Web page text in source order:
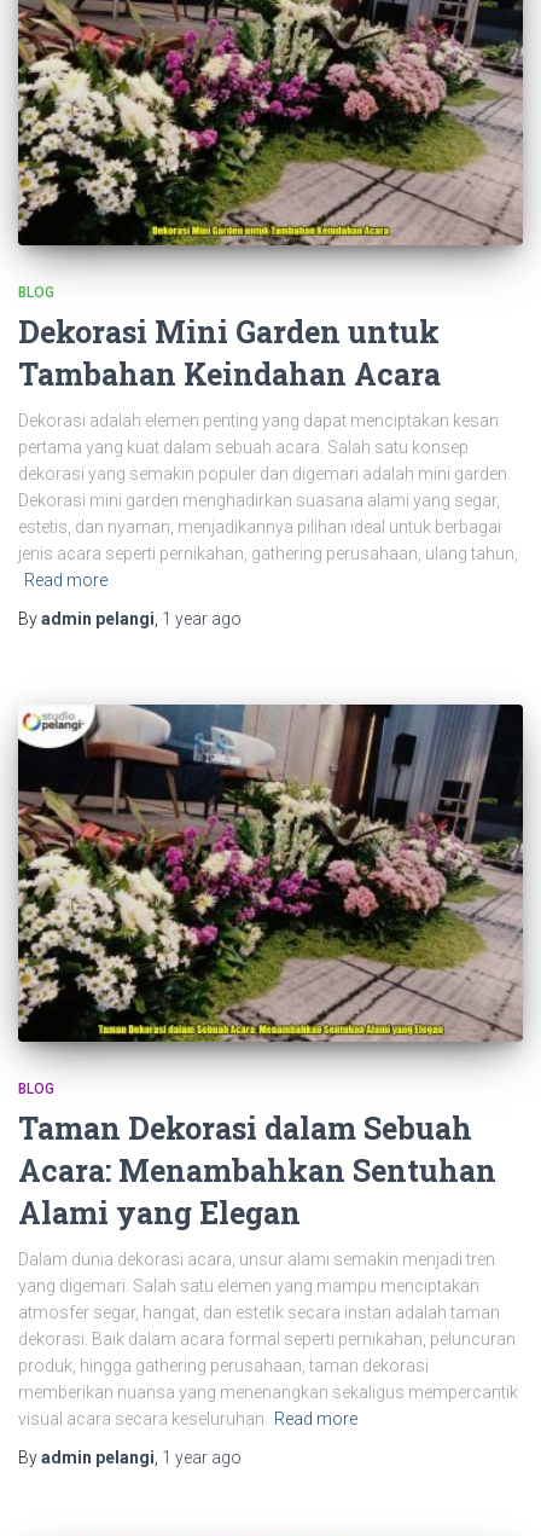
BLOG
Dekorasi Mini Garden untuk
Tambahan Keindahan Acara
Dekorasi adalah elemen penting yang dapat menciptakan kesan
pertama yang kuat dalam sebuah acara. Salah satu konsep
dekorasi yang semakin populer dan digemari adalah mini garden.
Dekorasi mini garden menghadirkan suasana alami yang segar,
estetis, dan nyaman, menjadikannya pilihan ideal untuk berbagai
jenis acara seperti pernikahan, gathering perusahaan, ulang tahun,
Read more
Byadmin pelangi 1 year ago
BLOG
Taman Dekorasi dalam Sebuah
Acara: Menambahkan Sentuhan
Alami yang Elegan
Dalam dunia dekorasi acara, unsur alami semakin menjadi tren
yang digemari. Salah satu elemen yang mampu menciptakan
atmosfer segar, hangat, dan estetik secara instan adalah taman
dekorasi. Baik dalam acara formal seperti pernikahan, peluncuran
produk, hingga gathering perusahaan, taman dekorasi
memberikan nuansa yang menenangkan sekaligus mempercantik
visual acara secara keseluruhan.
Read more
Byadmin pelangi 1 year ago